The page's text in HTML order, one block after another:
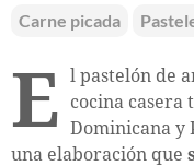
Carne picada
E l pastelón de
cocina casera
Dominicana y
una elaboración que